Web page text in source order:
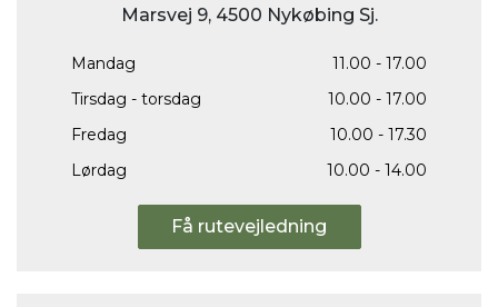
Marsvej 9, 4500 Nykøbing Sj.
Mandag
11.00 - 17.00
Tirsdag - torsdag
10.00 - 17.00
Fredag
10.00 - 17.30
Lørdag
10.00 - 14.00
Få rutevejledning